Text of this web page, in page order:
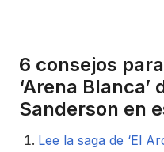
6 consejos
‘Arena Blanca’
Sanderson en
Lee la saga de ‘El